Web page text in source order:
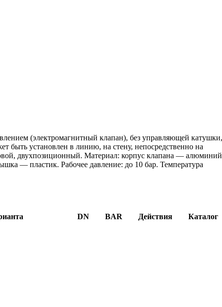
(электромагнитный клапан), без управляющей
быть установлен в линию, на стену, непосредственно на
двухпозиционный. Материал: корпус клапана —
— пластик. Рабочее давление: до 10 бар. Температура
DN BAR Действия Каталог